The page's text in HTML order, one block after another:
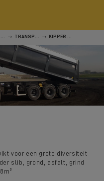
TRANSPORT TRANSPORT KIPPER TRAILER 28M³
voor een grote diversiteit
slib, grond, asfalt, grind